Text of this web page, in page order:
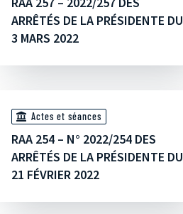
ARRÊTÉS DE LA PRÉSIDENTE DU
3 MARS 2022
Actes et séances
RAA 254 – N° 2022/254 DES
ARRÊTÉS DE LA PRÉSIDENTE DU
21 FÉVRIER 2022